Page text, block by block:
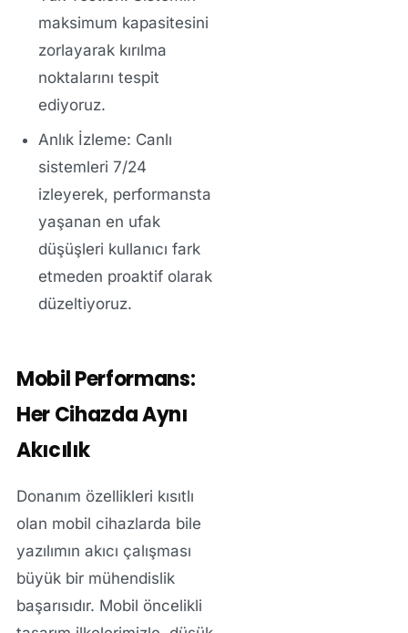
maksimum kapasitesini
zorlayarak kırılma
noktalarını tespit
ediyoruz.
Anlık İzleme: Canlı
sistemleri 7/24
izleyerek, performansta
yaşanan en ufak
düşüşleri kullanıcı fark
etmeden proaktif olarak
düzeltiyoruz.
Mobil Performans:
Her Cihazda Aynı
Akıcılık
Donanım özellikleri kısıtlı
olan mobil cihazlarda bile
yazılımın akıcı çalışması
büyük bir mühendislik
başarısıdır. Mobil öncelikli